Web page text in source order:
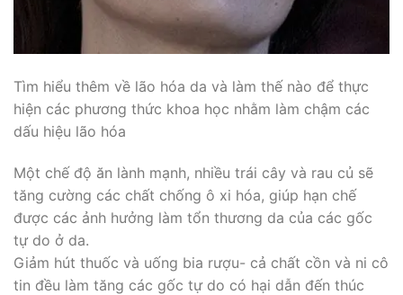
Tìm hiểu thêm về lão hóa da và làm thế nào để thực
hiện các phương thức khoa học nhằm làm chậm các
dấu hiệu lão hóa
Một chế độ ăn lành mạnh, nhiều trái cây và rau củ sẽ
tăng cường các chất chống ô xi hóa, giúp hạn chế
được các ảnh hưởng làm tổn thương da của các gốc
tự do ở da.
Giảm hút thuốc và uống bia rượu- cả chất cồn và ni cô
tin đều làm tăng các gốc tự do có hại dẫn đến thúc